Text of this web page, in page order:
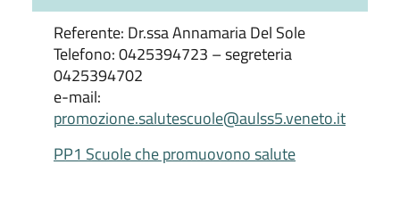
Referente: Dr.ssa Annamaria Del Sole
Telefono: 0425394723 – segreteria
0425394702
e-mail:
promozione.salutescuole@aulss5.veneto.it
PP1 Scuole che promuovono salute